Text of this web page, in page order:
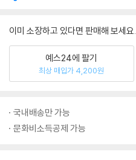
이미 소장하고 있다면 판매해 보세요.
예스24에 팔기
최상 매입가 4,200원
국내배송만 가능
문화비소득공제 가능